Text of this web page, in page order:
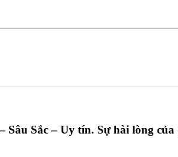
Sắc – Uy tín. Sự hài lòng